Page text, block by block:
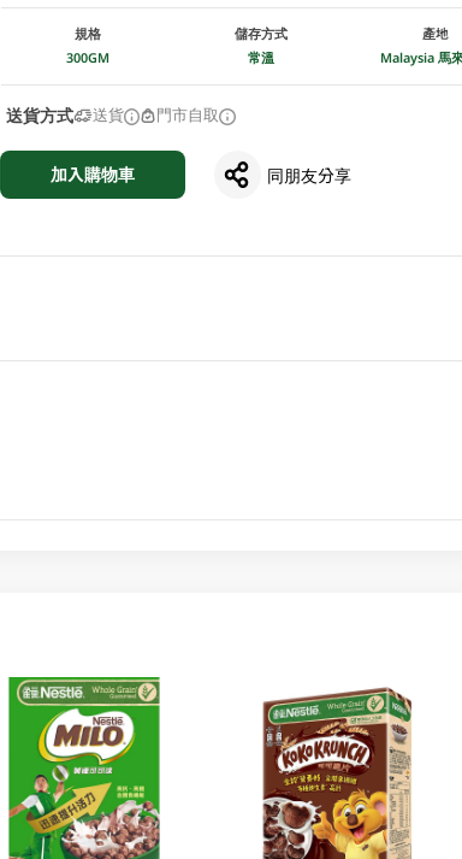
規格
300GM
儲存方式
常溫
產地
Malaysia 馬
送貨方式 送貨 門市自取
加入購物車 同朋友分享